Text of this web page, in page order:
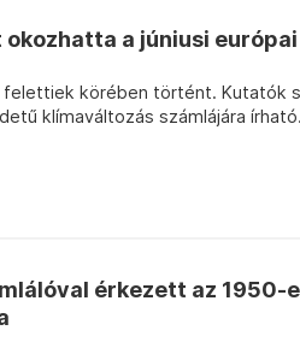
a júniusi
körében történt. Kutatók
klímaváltozás számlájára írható.
érkezett az 1950-